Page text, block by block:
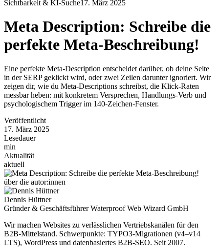
Sichtbarkeit & KI-Suche17. März 2025
Meta Description: Schreibe die
perfekte Meta-Beschreibung!
Eine perfekte Meta-Description entscheidet darüber, ob deine Seite
in der SERP geklickt wird, oder zwei Zeilen darunter ignoriert. Wir
zeigen dir, wie du Meta-Descriptions schreibst, die Klick-Raten
messbar heben: mit konkretem Versprechen, Handlungs-Verb und
psychologischem Trigger im 140-Zeichen-Fenster.
Veröffentlicht
17. März 2025
Lesedauer
min
Aktualität
aktuell
über die autor:innen
Dennis Hüttner
Gründer & Geschäftsführer Waterproof Web Wizard GmbH
Wir machen Websites zu verlässlichen Vertriebskanälen für den
B2B-Mittelstand. Schwerpunkte: TYPO3-Migrationen (v4–v14
LTS), WordPress und datenbasiertes B2B-SEO. Seit 2007.